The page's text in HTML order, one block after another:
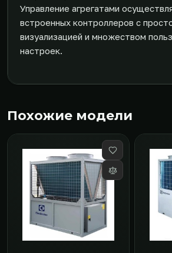
Управление агрегатами
встроенных контроллеров с
визуализацией и множеством
настроек.
Похожие модели